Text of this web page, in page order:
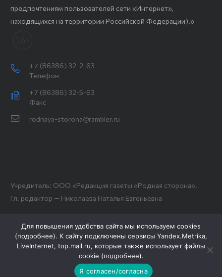
предпочтениям пользователей сети «Интернет»,
находящихся на территории Российской Федерации).»
+7 (86386) 32-2-63
Телефон
+7 (86386) 32-5-63
Факс
rodnaya-storona@rambler.ru
Учредитель: ООО «Редакция газеты «Родная сторона».
Гл. редактор — Николаева Наталья Евгеньевна
Для повышения удобства сайта мы используем cookies
(подробнее). К сайту подключены сервисы Yandex.Metrika,
LiveInternet, top.mail.ru, которые также использует файлы
cookie (подробнее).
Я согласен/согласна